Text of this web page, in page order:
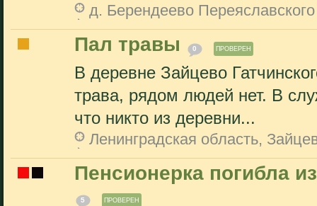
д. Берендеево
Пал травы 0 ПРОВЕРЕН
В деревне Зайцево
трава, рядом людей нет. В
что никто из деревни...
Ленинградская область,
Пенсионерка погибла
5 ПРОВЕРЕН